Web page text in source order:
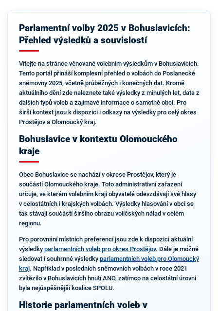
Parlamentní volby 2025 v Bohuslavicích:
Přehled výsledků a souvislostí
Vítejte na stránce věnované volebním výsledkům v Bohuslavicích.
Tento portál přináší komplexní přehled o volbách do Poslanecké
sněmovny 2025, včetně průběžných i konečných dat. Kromě
aktuálního dění zde naleznete také výsledky z minulých let, data z
dalších typů voleb a zajímavé informace o samotné obci. Pro
širší kontext jsou k dispozici i odkazy na výsledky pro celý okres
Prostějov a Olomoucký kraj.
Bohuslavice v kontextu Olomouckého
kraje
Obec Bohuslavice se nachází v okrese Prostějov, který je
součástí Olomouckého kraje. Toto administrativní zařazení
určuje, ve kterém volebním kraji obyvatelé odevzdávají své hlasy
v celostátních i krajských volbách. Výsledky hlasování v obci se
tak stávají součástí širšího obrazu voličských nálad v celém
regionu.
Pro porovnání místních preferencí jsou zde k dispozici aktuální
výsledky parlamentních voleb pro okres Prostějov. Dále je možné
sledovat i souhrnné výsledky parlamentních voleb pro Olomoucký
kraj. Například v posledních sněmovních volbách v roce 2021
zvítězilo v Bohuslavicích hnutí ANO, zatímco na celostátní úrovni
byla nejúspěšnější koalice SPOLU.
Historie parlamentních voleb v